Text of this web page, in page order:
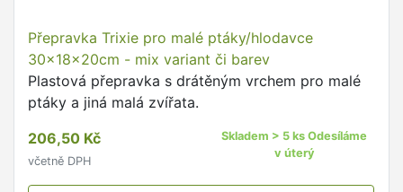
Přepravka Trixie pro malé ptáky/hlodavce
30x18x20cm - mix variant či barev
Plastová přepravka s drátěným vrchem pro malé
ptáky a jiná malá zvířata.
206,50 Kč
včetně DPH
Skladem > 5 ks Odesíláme
v úterý